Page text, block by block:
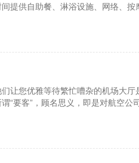
提供自助餐、淋浴设施、网络、按
让您优雅等待繁忙嘈杂的机场大厅
“要客”，顾名思义，即是对航空公司